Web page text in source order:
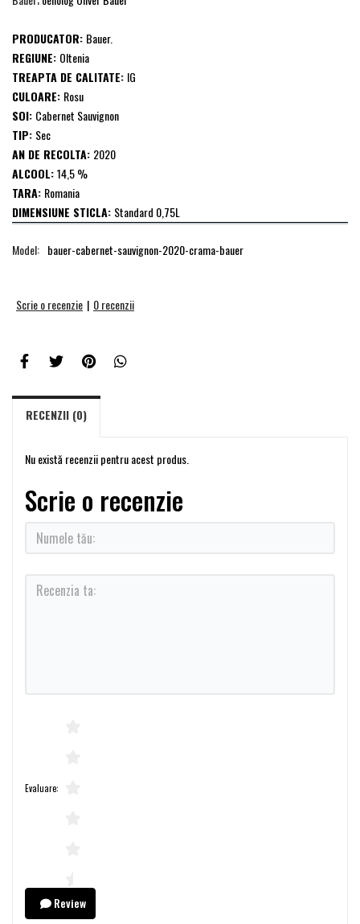
PRODUCATOR: Bauer.
REGIUNE: Oltenia
TREAPTA DE CALITATE: IG
CULOARE: Rosu
SOI: Cabernet Sauvignon
TIP: Sec
AN DE RECOLTA: 2020
ALCOOL:14,5 %
TARA: Romania
DIMENSIUNE STICLA: Standard 0,75L
Model: bauer-cabernet-sauvignon-2020-crama-bauer
Scrie o recenzie | 0 recenzii
RECENZII (0)
Nu există recenzii pentru acest produs.
Scrie o recenzie
Evaluare:
Review